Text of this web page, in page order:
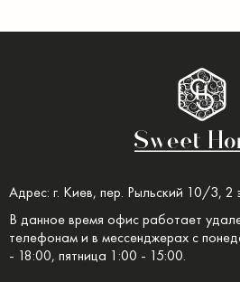
Адрес: г. Киев, пер. Рыльский 10/3, 2
В данное время офис работает
телефонам и в мессенджерах с
- 18:00, пятница 1:00 - 15:00.